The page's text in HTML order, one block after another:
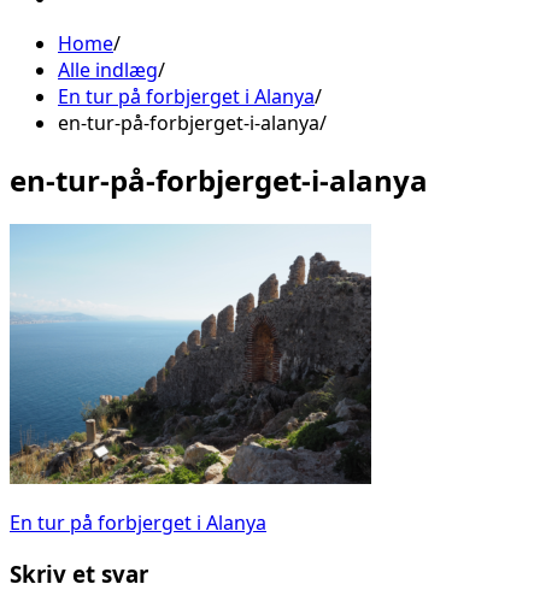
Home
Alle indlæg
En tur på forbjerget i Alanya
en-tur-på-forbjerget-i-alanya
en-tur-på-forbjerget-i-alanya
Indlægsnavigation
En tur på forbjerget i Alanya
Skriv et svar